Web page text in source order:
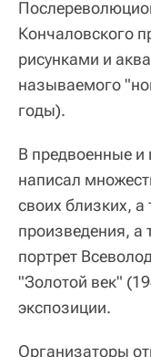
Кончаловского
рисунками и
называемого
годы).
В предвоенные и
написал
своих близких,
произведения, а
портрет
"Золотой век"
экспозиции.
Организаторы